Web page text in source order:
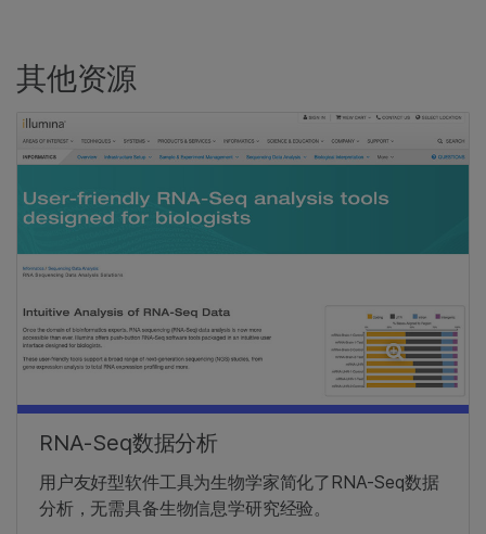
其他资源
RNA-Seq数据分析
用户友好型软件工具为生物学家简化了RNA-Seq数据
分析，无需具备生物信息学研究经验。